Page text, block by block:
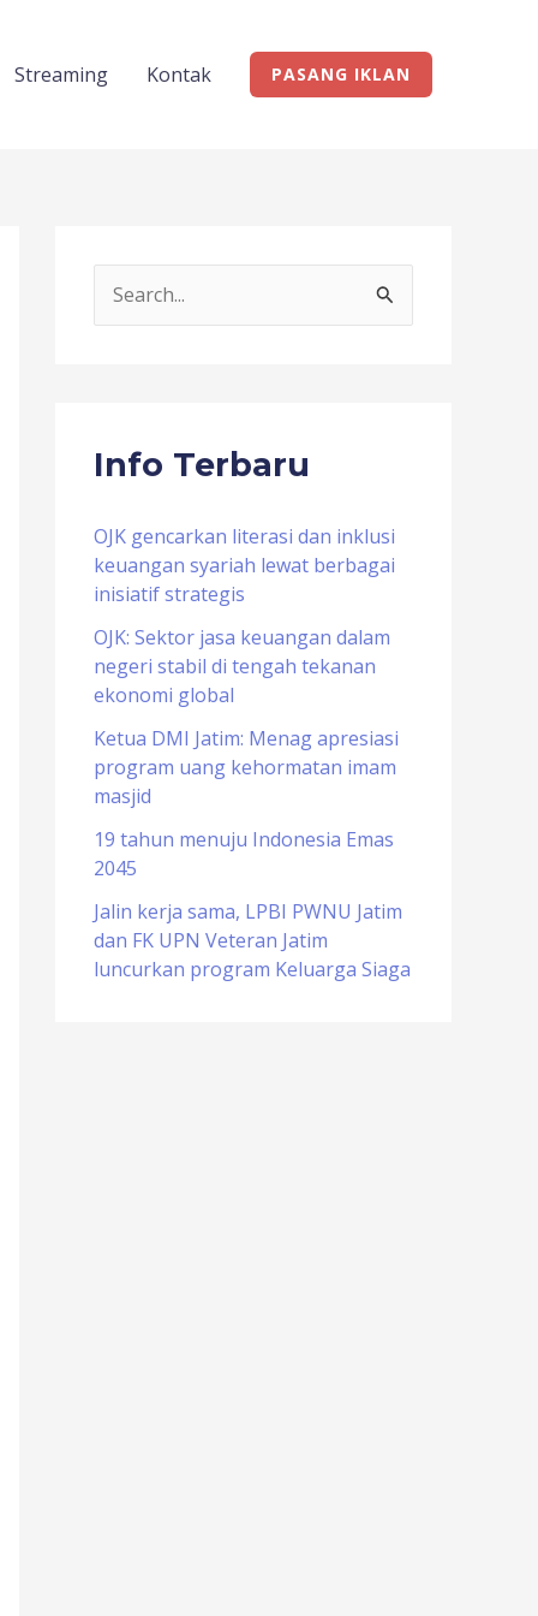
Streaming Kontak PASANG IKLAN
c
f
o
r
:
Info Terbaru
OJK gencarkan literasi dan inklusi
keuangan syariah lewat berbagai
inisiatif strategis
OJK: Sektor jasa keuangan dalam
negeri stabil di tengah tekanan
ekonomi global
Ketua DMI Jatim: Menag apresiasi
program uang kehormatan imam
masjid
19 tahun menuju Indonesia Emas
2045
Jalin kerja sama, LPBI PWNU Jatim
dan FK UPN Veteran Jatim
luncurkan program Keluarga Siaga